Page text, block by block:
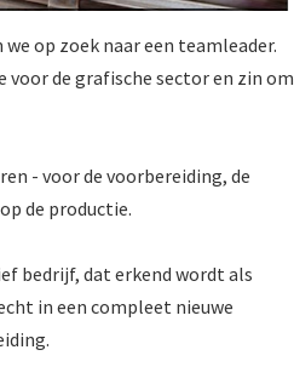
op zoek naar een teamleader.
voor de grafische sector en zin om
- voor de voorbereiding, de
de productie.
bedrijf, dat erkend wordt als
in een compleet nieuwe